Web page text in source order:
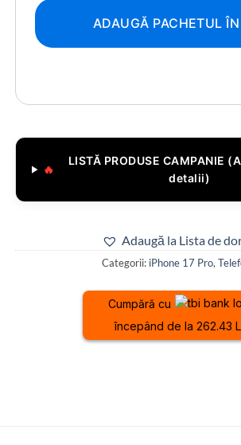
ADAUGĂ PACHETUL
🔥
LISTĂ PRODUSE CAMPANIE
detalii)
Adaugă la Lista de
Categorii: iPhone 17 Pro,
Cumpără cu
începând de la 262.43